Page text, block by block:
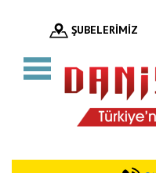
ŞUBELERİMİZ